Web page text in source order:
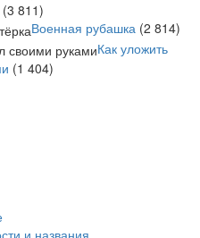
(3 811)
Военная рубашка (2 814)
Как уложить
(1 404)
и названия